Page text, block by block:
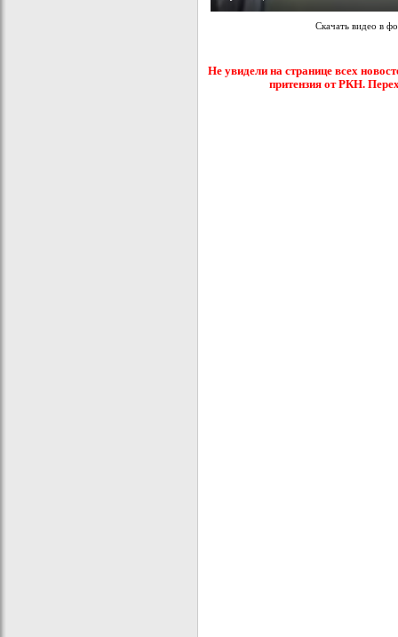
Скачать видео в
Не увидели на странице всех
притензия от РКН.